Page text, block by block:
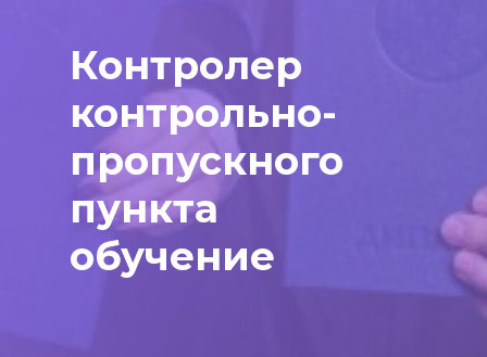
Контролер
контрольно-
пропускного
пункта
обучение